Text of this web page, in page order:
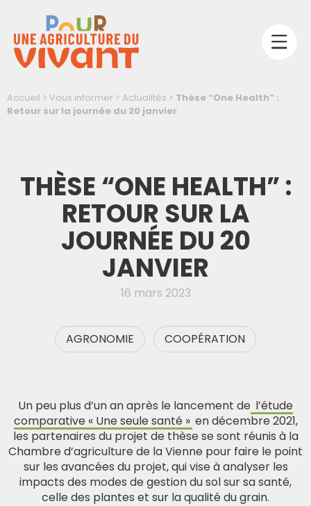
Accueil > Vous informer > Actualités > Thèse “One Health” :
Retour sur la journée du 20 janvier
THÈSE “ONE HEALTH” :
RETOUR SUR LA
JOURNÉE DU 20
JANVIER
16 mars 2023
AGRONOMIE COOPÉRATION
Un peu plus d’un an après le lancement de l’étude
comparative « Une seule santé » en décembre 2021,
les partenaires du projet de thèse se sont réunis à la
Chambre d’agriculture de la Vienne pour faire le point
sur les avancées du projet, qui vise à analyser les
impacts des modes de gestion du sol sur sa santé,
celle des plantes et sur la qualité du grain.